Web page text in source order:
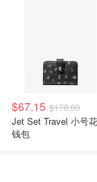
$67.15 $178.00
Jet Set Travel 小号
钱包